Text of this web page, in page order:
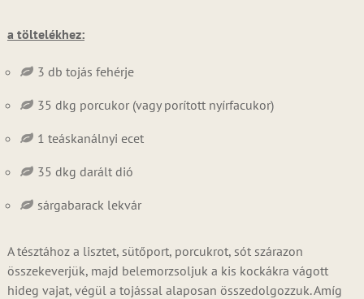
a töltelékhez:
3 db tojás fehérje
35 dkg porcukor (vagy porított nyírfacukor)
1 teáskanálnyi ecet
35 dkg darált dió
sárgabarack lekvár
A tésztához a lisztet, sütőport, porcukrot, sót szárazon
összekeverjük, majd belemorzsoljuk a kis kockákra vágott
hideg vajat, végül a tojással alaposan összedolgozzuk. Amíg